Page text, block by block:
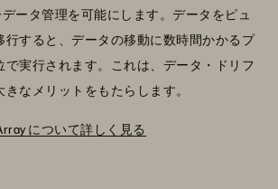
ータ管理を可能にします。データをピュ
行すると、データの移動に数時間かかるプ
で実行されます。これは、データ・ドリフ
きなメリットをもたらします。
について詳しく見る